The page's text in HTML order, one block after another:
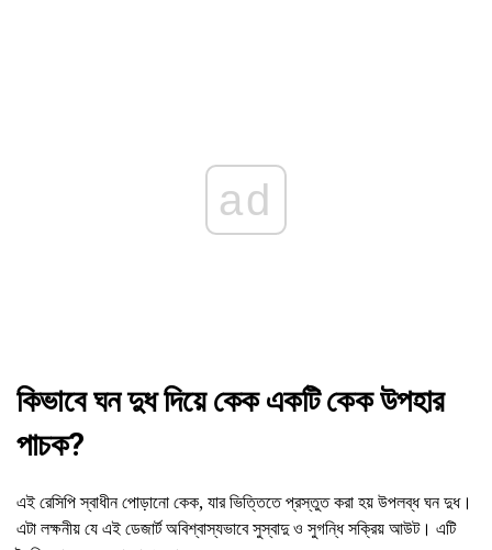
ad
কিভাবে ঘন দুধ দিয়ে কেক একটি কেক উপহার
পাচক?
এই রেসিপি স্বাধীন পোড়ানো কেক, যার ভিত্তিতে প্রস্তুত করা হয় উপলব্ধ ঘন দুধ।
এটা লক্ষনীয় যে এই ডেজার্ট অবিশ্বাস্যভাবে সুস্বাদু ও সুগন্ধি সক্রিয় আউট। এটি